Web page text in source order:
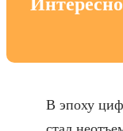
В эпоху